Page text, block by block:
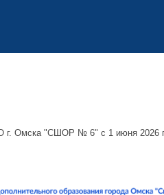
г. Омска "СШОР № 6" с 1 июня 2026